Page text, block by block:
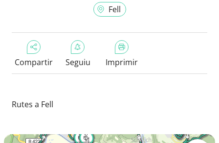
Fell
Compartir Seguiu Imprimir
Rutes a Fell